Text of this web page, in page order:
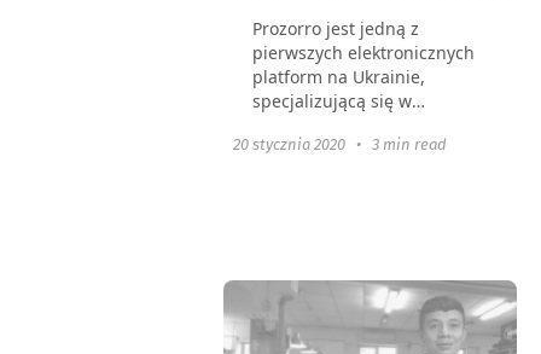
Prozorro jest jedną z
pierwszych elektronicznych
platform na Ukrainie,
specjalizującą się w
zakresu usług wymiany. To
20 stycznia 2020 • 3 min read